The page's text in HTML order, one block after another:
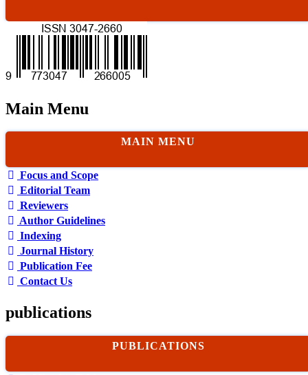
Main Menu
MAIN MENU
Focus and Scope
Editorial Team
Reviewers
Author Guidelines
Indexing
Journal History
Publication Fee
Contact Us
publications
PUBLICATIONS